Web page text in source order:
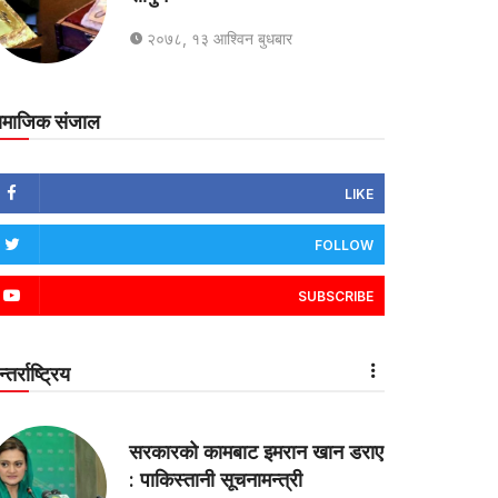
२०७८, १३ आश्विन बुधबार
संजाल
LIKE
FOLLOW
SUBSCRIBE
सरकारको कामबाट इमरान खान डराए
: पाकिस्तानी सूचनामन्त्री